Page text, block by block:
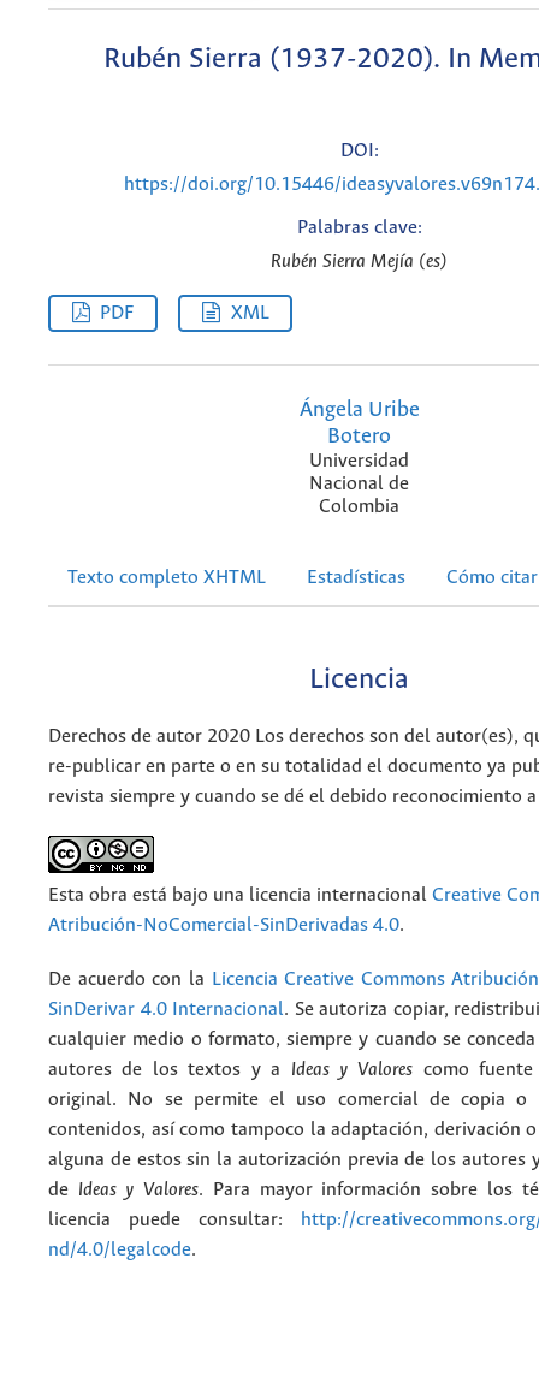
Rubén Sierra (1937-2020). In
DOI:
https://doi.org/10.15446/
Palabras clave:
Rubén Sierra Mejía (es)
PDF XML
Ángela Uribe
Botero
Universidad
Nacional de
Colombia
Texto completo XHTML Estadísticas Cómo citar
Licencia
Derechos de autor 2020 Los derechos son del autor(es),
re-publicar en parte o en su totalidad el documento ya
revista siempre y cuando se dé el debido reconocimiento
Esta obra está bajo una licencia internacional Creative
Atribución-NoComercial-SinDerivadas 4.0.
De acuerdo con la Licencia Creative Commons
SinDerivar 4.0 Internacional. Se autoriza copiar,
cualquier medio o formato, siempre y cuando se
autores de los textos y a Ideas y Valores como
original. No se permite el uso comercial de copia o
contenidos, así como tampoco la adaptación, derivación
alguna de estos sin la autorización previa de los autores
de Ideas y Valores. Para mayor información sobre los
licencia puede consultar:
http://
nd/4.0/legalcode.